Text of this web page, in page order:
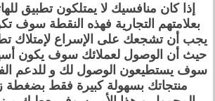
إذا كان منافسيك لا يمتلكون تطبيق
بعلامتهم التجارية فهذه النقطة سوف
يجب أن تشجعك على الإسراع لإمتلاك
حيث أن الوصول لعملائك سوف يكون
سوف يستطيعون الوصول لك و للدعم
منتجاتك بسهولة كبيرة فقط بضغطة